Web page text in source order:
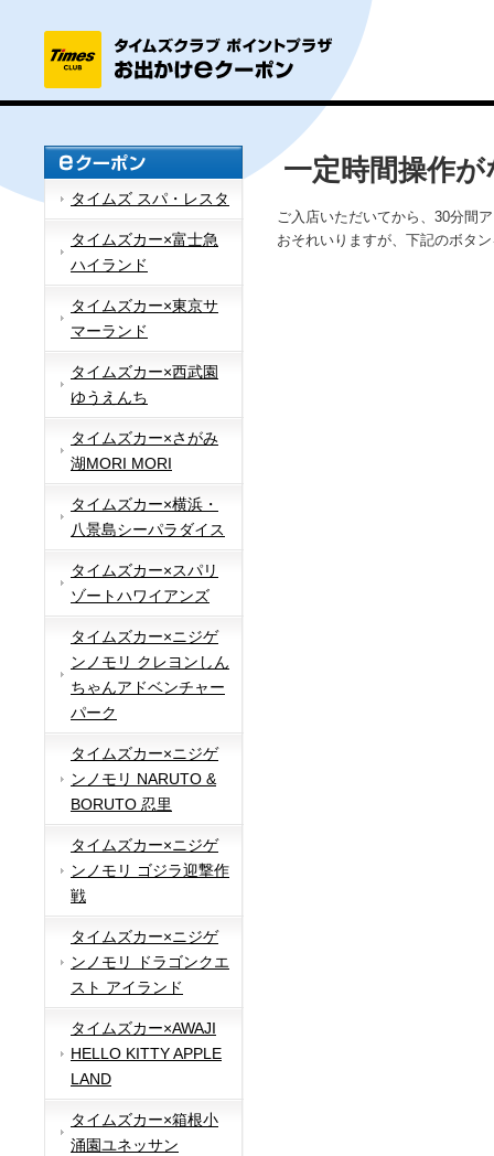
タイムズ スパ・レスタ
タイムズカー×富士急
ハイランド
タイムズカー×東京サ
マーランド
タイムズカー×西武園
ゆうえんち
タイムズカー×さがみ
湖MORI MORI
タイムズカー×横浜・
八景島シーパラダイス
タイムズカー×スパリ
ゾートハワイアンズ
タイムズカー×ニジゲ
ンノモリ クレヨンしん
ちゃんアドベンチャー
パーク
タイムズカー×ニジゲ
ンノモリ NARUTO &
BORUTO 忍里
タイムズカー×ニジゲ
ンノモリ ゴジラ迎撃作
戦
タイムズカー×ニジゲ
ンノモリ ドラゴンクエ
スト アイランド
タイムズカー×AWAJI
HELLO KITTY APPLE
LAND
タイムズカー×箱根小
涌園ユネッサン
一定時間操作
ご入店いただいてから、30分間
おそれいりますが、下記のボタ